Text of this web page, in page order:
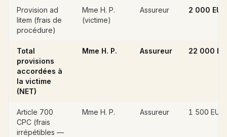
Provision ad
litem (frais de
procédure)
Mme H. P.
(victime)
Assureur 2 000 EUR
Total
provisions
accordées à
la victime
(NET)
Mme H. P. Assureur 22 000
Article 700
CPC (frais
irrépétibles —
Mme H. P. Assureur 1 500 EUR